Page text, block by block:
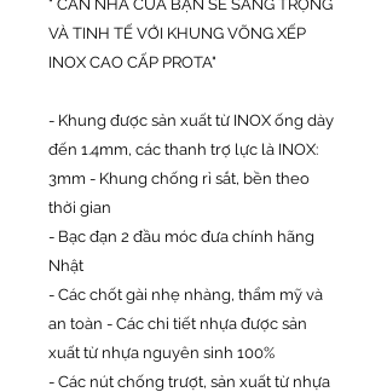
" CĂN NHÀ CỦA BẠN SẼ SANG TRỌNG
VÀ TINH TẾ VỚI KHUNG VÕNG XẾP
INOX CAO CẤP PROTA"
- Khung được sản xuất từ INOX ống dày
đến 1.4mm, các thanh trợ lực là INOX:
3mm - Khung chống rỉ sắt, bền theo
thời gian
- Bạc đạn 2 đầu móc đưa chính hãng
Nhật
- Các chốt gài nhẹ nhàng, thẩm mỹ và
an toàn - Các chi tiết nhựa được sản
xuất từ nhựa nguyên sinh 100%
- Các nút chống trượt, sản xuất từ nhựa